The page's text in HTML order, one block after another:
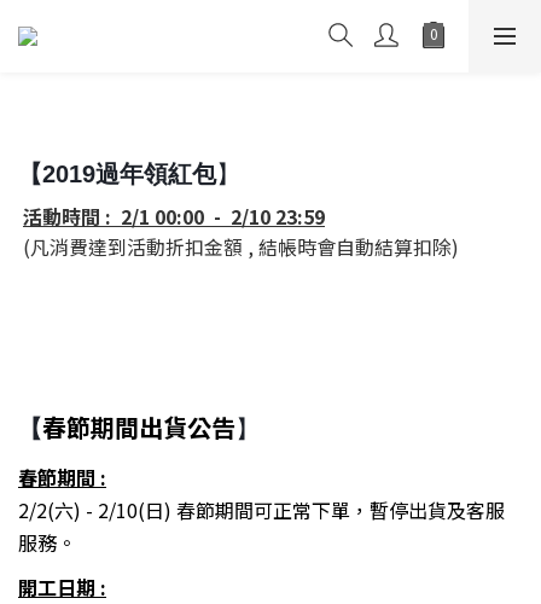
【2019過年領紅包】
活動時間 : 2/1 00:00 - 2/10 23:59
(凡消費達到活動折扣金額 , 結帳時會自動結算扣除)
【春節期間出貨公告】
春節期間 :
2/2(六) - 2/10(日) 春節期間可正常下單，暫停出貨及客服
服務。
開工日期 :